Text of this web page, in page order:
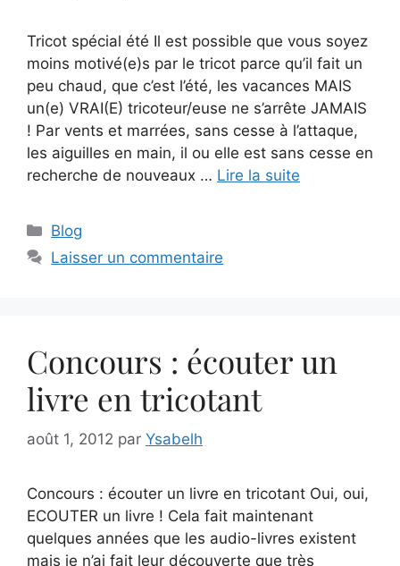
Tricot spécial été Il est possible que vous soyez
moins motivé(e)s par le tricot parce qu’il fait un
peu chaud, que c’est l’été, les vacances MAIS
un(e) VRAI(E) tricoteur/euse ne s’arrête JAMAIS
! Par vents et marrées, sans cesse à l’attaque,
les aiguilles en main, il ou elle est sans cesse en
recherche de nouveaux … Lire la suite
Catégories
Blog
Laisser un commentaire
Concours : écouter un
livre en tricotant
août 1, 2012 par Ysabelh
Concours : écouter un livre en tricotant Oui, oui,
ECOUTER un livre ! Cela fait maintenant
quelques années que les audio-livres existent
mais je n’ai fait leur découverte que très